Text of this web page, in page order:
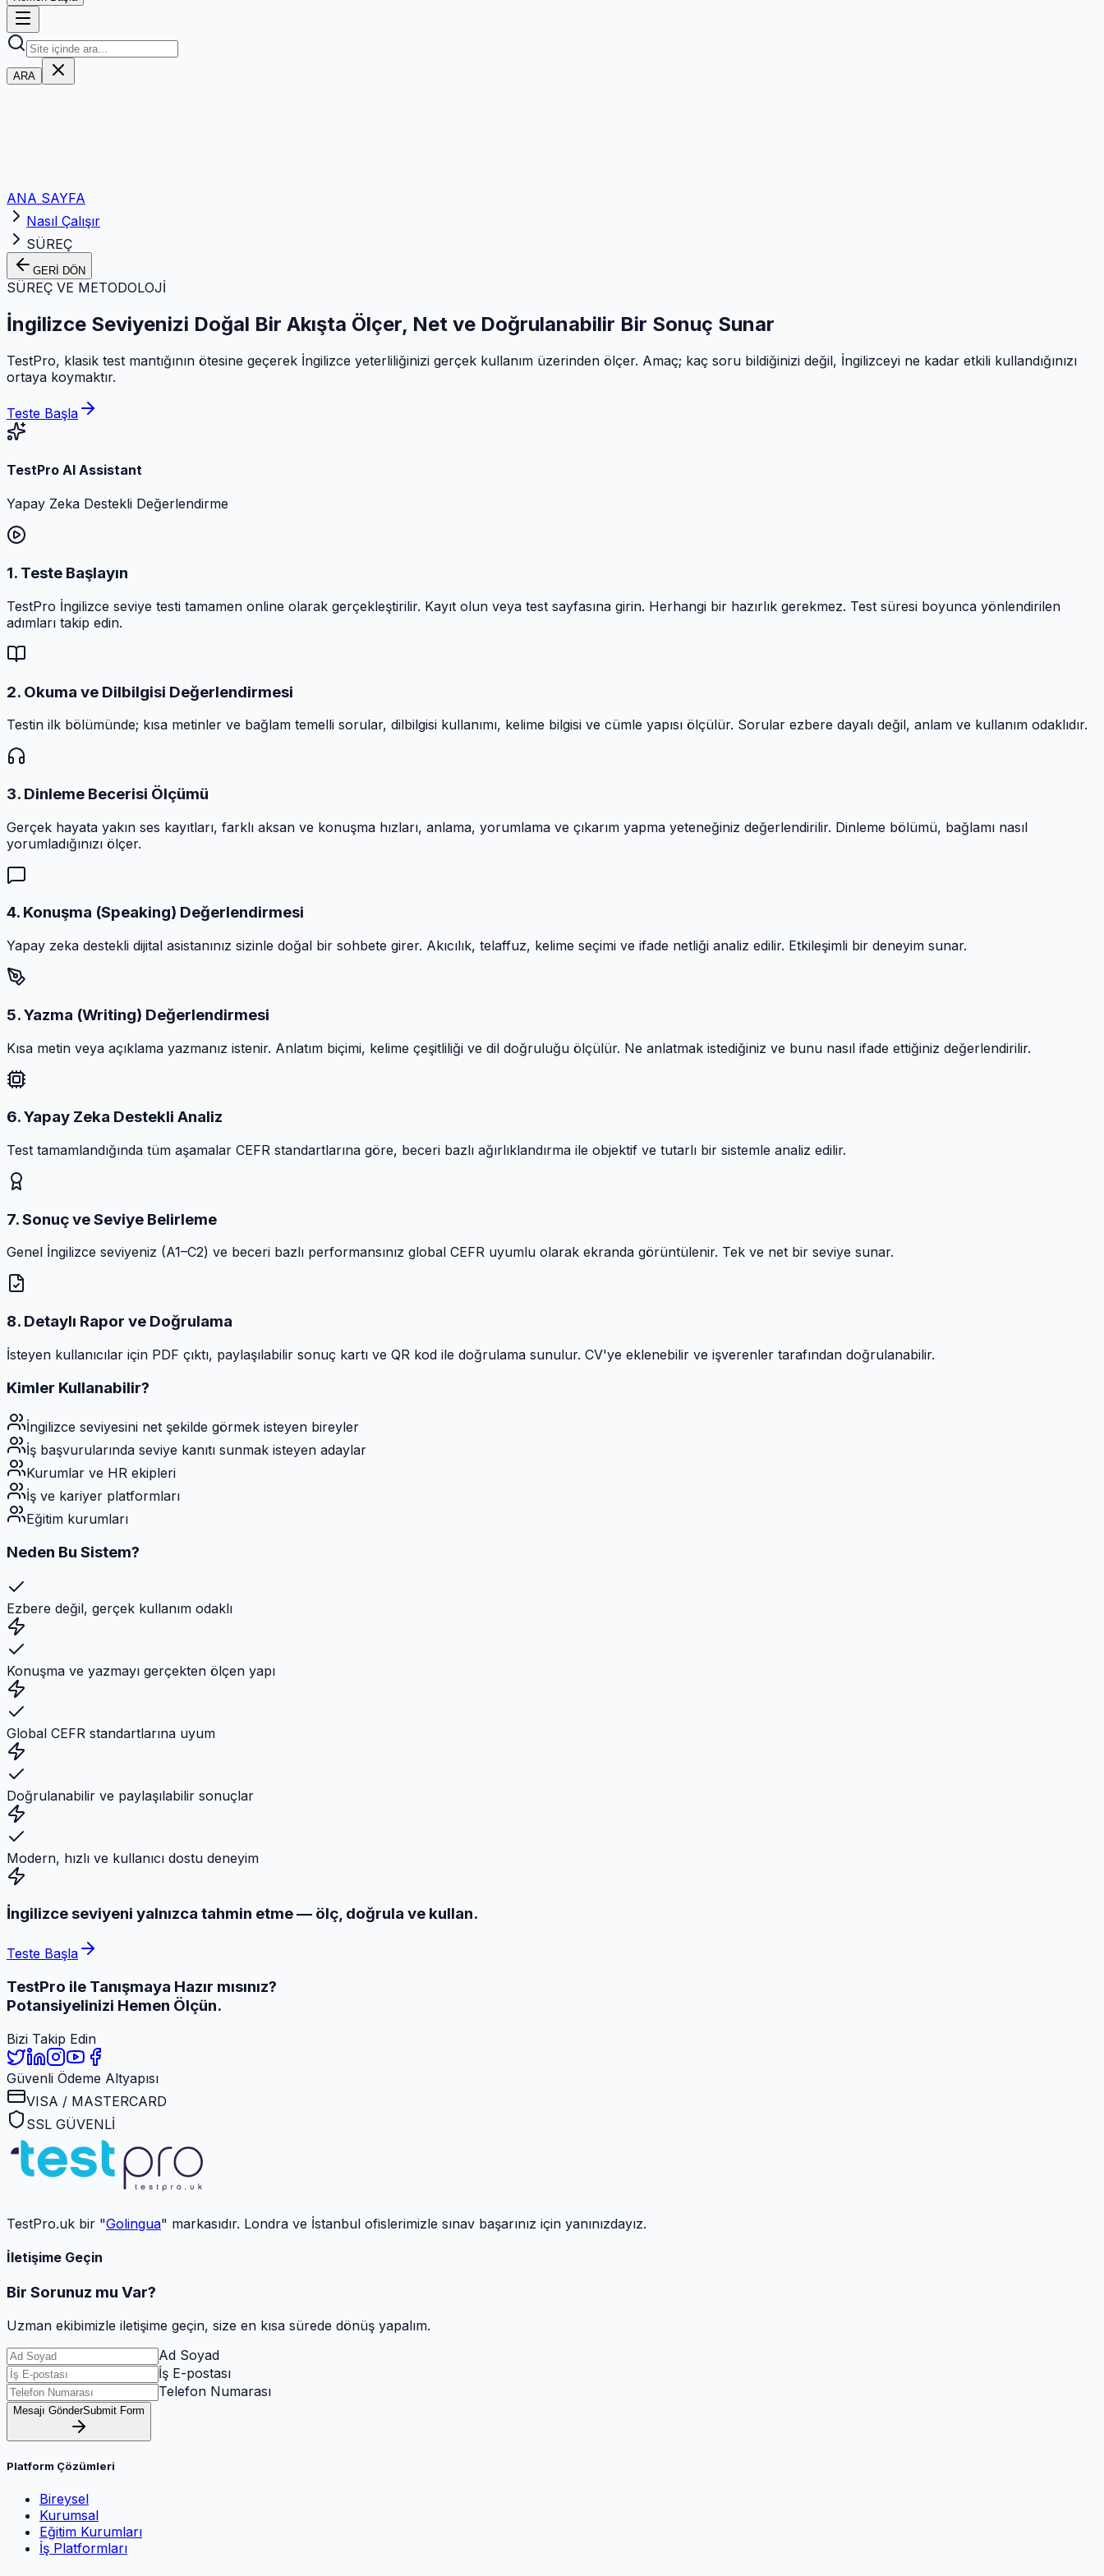
ARA
ANA SAYFA
Nasıl Çalışır
SÜREÇ
GERİ DÖN
SÜREÇ VE METODOLOJİ
İngilizce Seviyenizi Doğal Bir Akışta Ölçer, Net ve Doğrulanabilir Bir Sonuç Sunar
TestPro, klasik test mantığının ötesine geçerek İngilizce yeterliliğinizi gerçek kullanım üzerinden ölçer. Amaç; kaç soru bildiğinizi değil, İngilizceyi ne kadar etkili kullandığınızı
ortaya koymaktır.
Teste Başla
TestPro AI Assistant
Yapay Zeka Destekli Değerlendirme
1. Teste Başlayın
TestPro İngilizce seviye testi tamamen online olarak gerçekleştirilir. Kayıt olun veya test sayfasına girin. Herhangi bir hazırlık gerekmez. Test süresi boyunca yönlendirilen
adımları takip edin.
2. Okuma ve Dilbilgisi Değerlendirmesi
Testin ilk bölümünde; kısa metinler ve bağlam temelli sorular, dilbilgisi kullanımı, kelime bilgisi ve cümle yapısı ölçülür. Sorular ezbere dayalı değil, anlam ve kullanım odaklıdır.
3. Dinleme Becerisi Ölçümü
Gerçek hayata yakın ses kayıtları, farklı aksan ve konuşma hızları, anlama, yorumlama ve çıkarım yapma yeteneğiniz değerlendirilir. Dinleme bölümü, bağlamı nasıl
yorumladığınızı ölçer.
4. Konuşma (Speaking) Değerlendirmesi
Yapay zeka destekli dijital asistanınız sizinle doğal bir sohbete girer. Akıcılık, telaffuz, kelime seçimi ve ifade netliği analiz edilir. Etkileşimli bir deneyim sunar.
5. Yazma (Writing) Değerlendirmesi
Kısa metin veya açıklama yazmanız istenir. Anlatım biçimi, kelime çeşitliliği ve dil doğruluğu ölçülür. Ne anlatmak istediğiniz ve bunu nasıl ifade ettiğiniz değerlendirilir.
6. Yapay Zeka Destekli Analiz
Test tamamlandığında tüm aşamalar CEFR standartlarına göre, beceri bazlı ağırlıklandırma ile objektif ve tutarlı bir sistemle analiz edilir.
7. Sonuç ve Seviye Belirleme
Genel İngilizce seviyeniz (A1–C2) ve beceri bazlı performansınız global CEFR uyumlu olarak ekranda görüntülenir. Tek ve net bir seviye sunar.
8. Detaylı Rapor ve Doğrulama
İsteyen kullanıcılar için PDF çıktı, paylaşılabilir sonuç kartı ve QR kod ile doğrulama sunulur. CV'ye eklenebilir ve işverenler tarafından doğrulanabilir.
Kimler Kullanabilir?
İngilizce seviyesini net şekilde görmek isteyen bireyler
İş başvurularında seviye kanıtı sunmak isteyen adaylar
Kurumlar ve HR ekipleri
İş ve kariyer platformları
Eğitim kurumları
Neden Bu Sistem?
Ezbere değil, gerçek kullanım odaklı
Konuşma ve yazmayı gerçekten ölçen yapı
Global CEFR standartlarına uyum
Doğrulanabilir ve paylaşılabilir sonuçlar
Modern, hızlı ve kullanıcı dostu deneyim
İngilizce seviyeni yalnızca tahmin etme — ölç, doğrula ve kullan.
Teste Başla
TestPro ile Tanışmaya Hazır mısınız?
Potansiyelinizi Hemen Ölçün.
Bizi Takip Edin
Güvenli Ödeme Altyapısı
VISA / MASTERCARD
SSL GÜVENLİ
TestPro.uk bir "Golingua" markasıdır. Londra ve İstanbul ofislerimizle sınav başarınız için yanınızdayız.
İletişime Geçin
Bir Sorunuz mu Var?
Uzman ekibimizle iletişime geçin, size en kısa sürede dönüş yapalım.
Ad Soyad
İş E-postası
Telefon Numarası
Mesajı GönderSubmit Form
Platform Çözümleri
Bireysel
Kurumsal
Eğitim Kurumları
İş Platformları